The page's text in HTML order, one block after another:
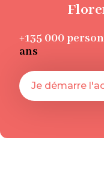
+135 000
ans
Je démarre